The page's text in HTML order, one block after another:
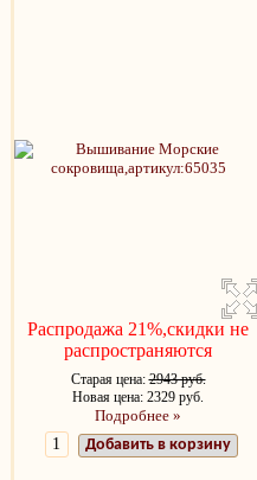
Распродажа 21%,скидки не
распространяются
Старая цена:2943 руб.
Новая цена: 2329 руб.
Подробнее »
Добавить в корзину